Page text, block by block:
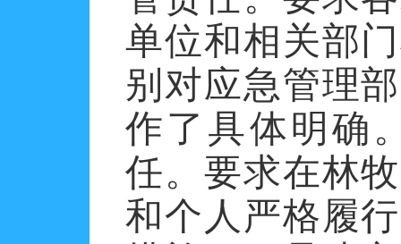
单位和相关部
别对应急管理
作了具体明确
任。要求在林
和个人严格履